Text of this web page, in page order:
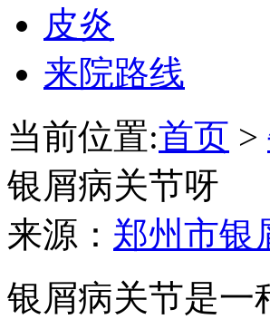
皮炎
来院路线
当前位置:首页 >
银屑病关节呀
来源： 郑州市银
银屑病关节是一